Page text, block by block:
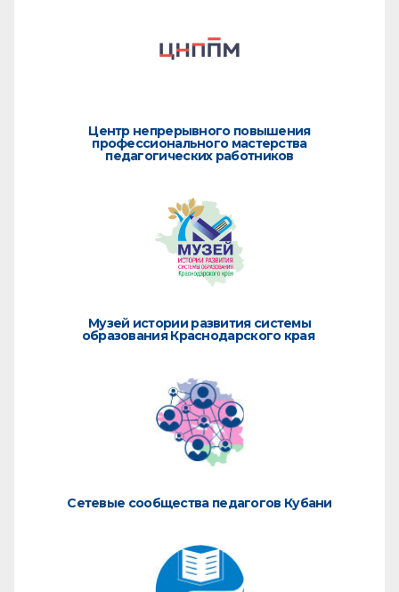
Центр непрерывного повышения
профессионального мастерства
педагогических работников
Музей истории развития системы
образования Краснодарского края
Сетевые сообщества педагогов Кубани